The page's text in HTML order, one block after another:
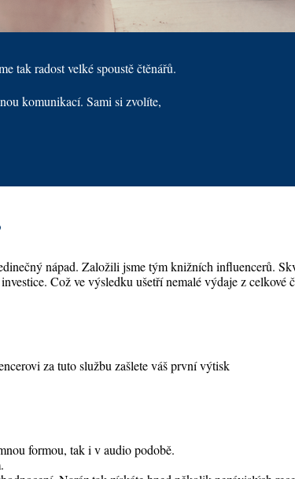
tak radost velké spoustě čtěnářů.
komunikací. Sami si zvolíte,
nápad. Založili jsme tým knižních influencerů.
Což ve výsledku ušetří nemalé výdaje z celkové
za tuto službu zašlete váš první výtisk
formou, tak i v audio podobě.